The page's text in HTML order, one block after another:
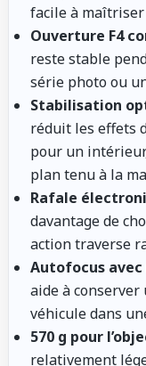
facile à maîtriser
Ouverture F4
reste stable
série photo ou
Stabilisation
réduit les effets
pour un
plan tenu à la
Rafale
davantage de
action traverse
Autofocus
aide à
véhicule dans
570 g pour
relativement